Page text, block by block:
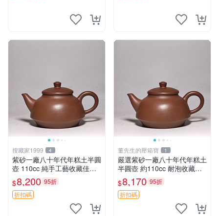
搜藏家1999 4
紫砂一廠八十年代年糕土半圓
壺 110cc 純手工藝收藏佳品
小品實用 泥料珍稀 壺藝典藏
年糕土 売場專輯 半圓壺 泥料
特質
$8,200 95折
折扣碼
董先生的壓箱寶 1
嚴選紫砂一廠八十年代年糕土
半圓壺 約110cc 耐泡收藏佳
品 實用小器 年糕土 半圓壺
紅泥
$8,170 95折
折扣碼